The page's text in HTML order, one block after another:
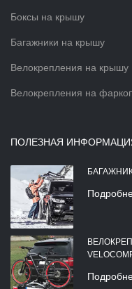
Боксы на крышу
Багажники на крышу
Велокрепления на крышу
Велокрепления на
ПОЛЕЗНАЯ